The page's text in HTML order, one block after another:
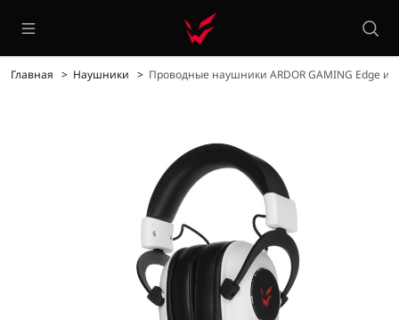
Главная Наушники Проводные наушники ARDOR GAMING Edge